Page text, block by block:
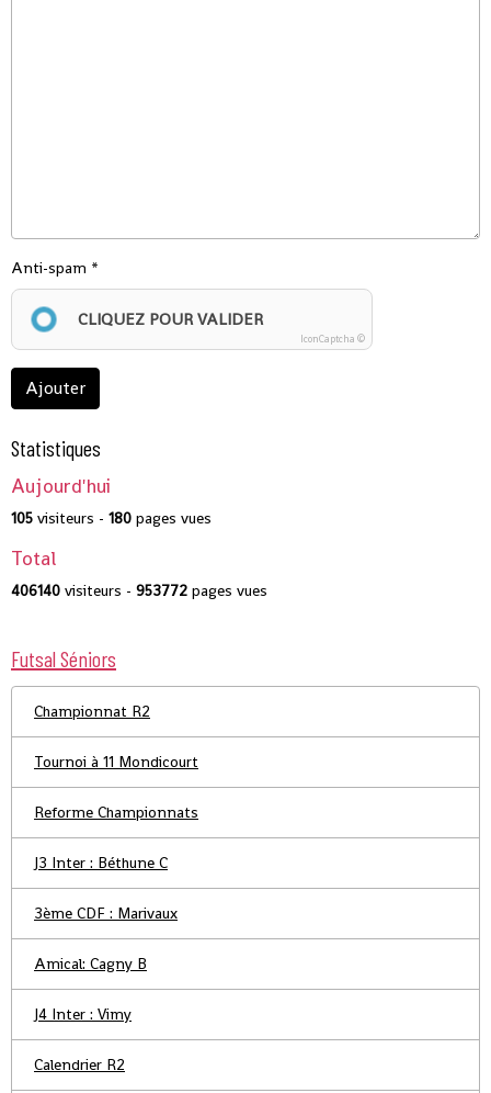
Anti-spam
CLIQUEZ POUR VALIDER
IconCaptcha ©
Ajouter
Statistiques
Aujourd'hui
105 visiteurs - 180 pages vues
Total
406140 visiteurs - 953772 pages vues
Futsal Séniors
Championnat R2
Tournoi à 11 Mondicourt
Reforme Championnats
J3 Inter : Béthune C
3ème CDF : Marivaux
Amical: Cagny B
J4 Inter : Vimy
Calendrier R2